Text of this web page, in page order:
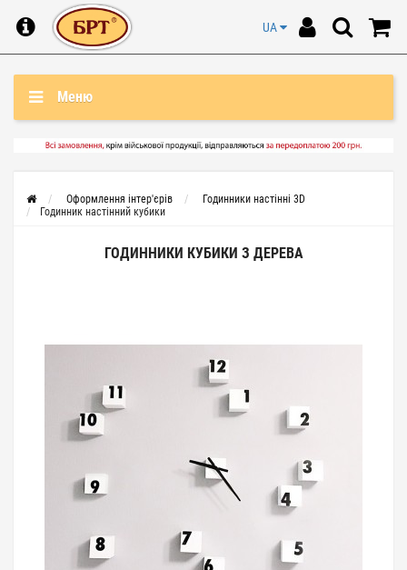
UA
Меню
Оформлення інтер'єрів
Годинники настінні 3D
Годинник настінний кубики
ГОДИННИКИ КУБИКИ З ДЕРЕВА